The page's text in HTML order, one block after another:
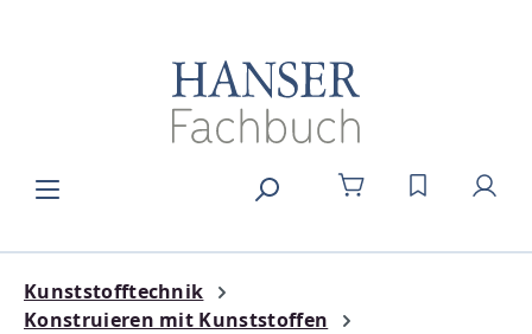
DU HAST 0
Kunststofftechnik
Konstruieren mit Kunststoffen